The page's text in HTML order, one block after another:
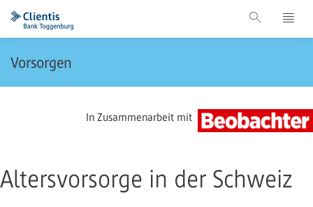
Vorsorgen
In Zusammenarbeit mit
Altersvorsorge in der Schweiz